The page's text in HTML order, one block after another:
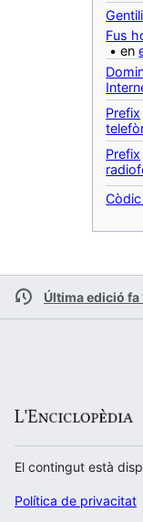
Fus
• en
Prefix
Prefix
Còdic
Última edició fa
El contingut està
Política de privacitat